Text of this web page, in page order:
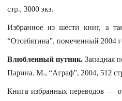
стр., 3000 экз.
Избранное из шести книг, а
“Отсебятина”, помеченный 2004
Влюбленный путник. Западная
Парина. М., “Аграф”, 2004, 512
Книга избранных переводов —